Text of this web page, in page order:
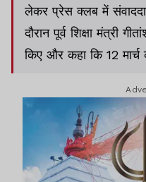
लेकर प्रेस क्लब में
दौरान पूर्व शिक्षा मंत्री
किए और कहा कि 12
विधानसभा मार्च करेगी.